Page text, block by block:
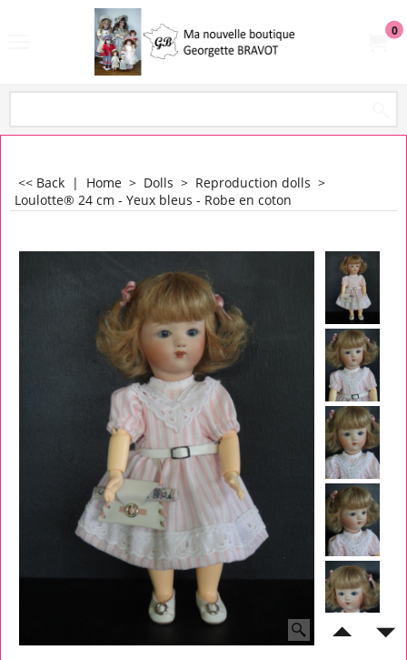
0
<< Back | Home > Dolls > Reproduction dolls >
Loulotte® 24 cm - Yeux bleus - Robe en coton